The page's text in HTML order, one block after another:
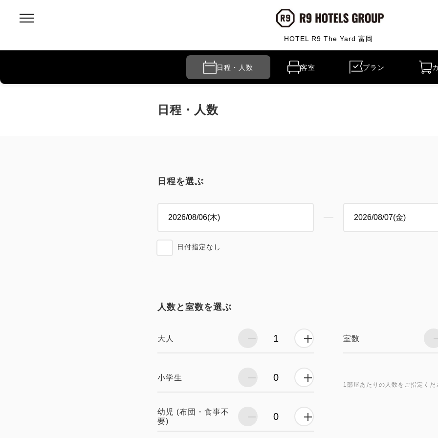
HOTEL R9 The Yard 富岡
日程・人数 客室 プラン
日程・人数
日程を選ぶ
日付指定なし
人数と室数を選ぶ
大人
小学生
幼児 (布団・食事不
要)
室数
1部屋あたりの人数をご指定くだ